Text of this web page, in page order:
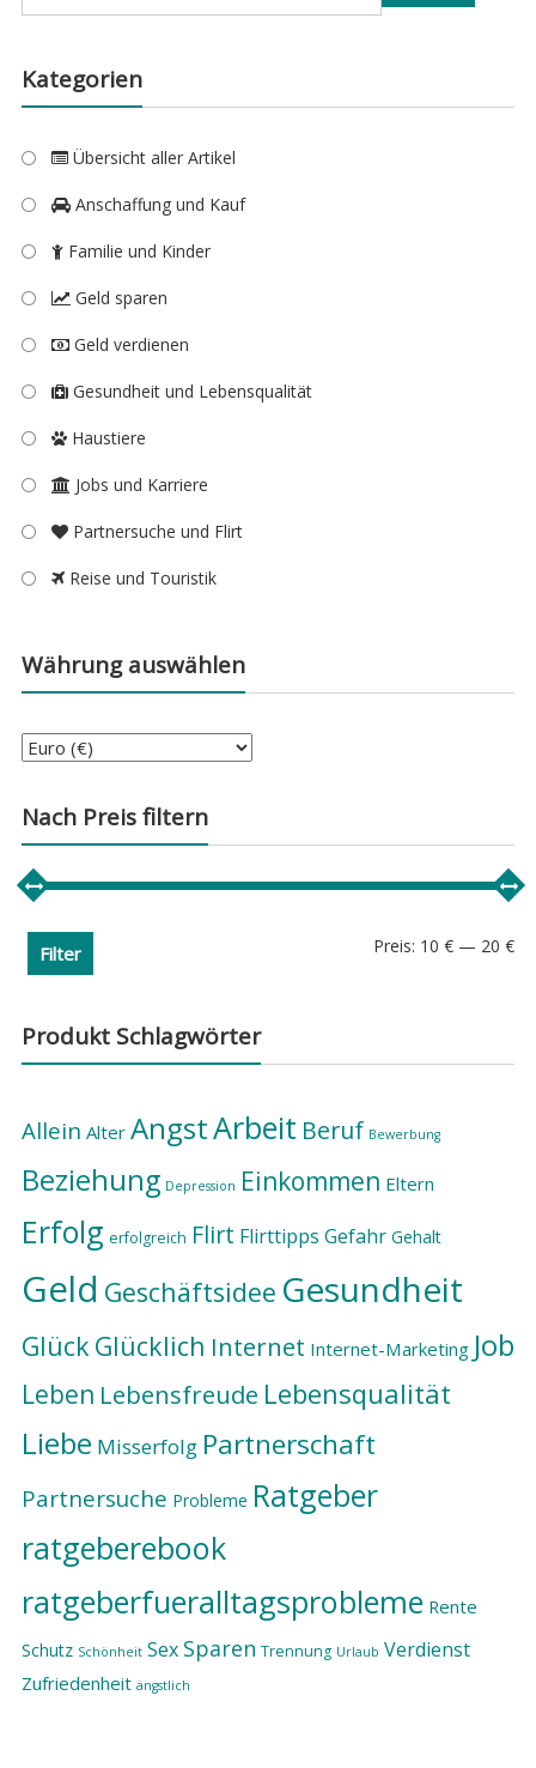
nach:
Kategorien
Übersicht aller Artikel
Anschaffung und Kauf
Familie und Kinder
Geld sparen
Geld verdienen
Gesundheit und Lebensqualität
Haustiere
Jobs und Karriere
Partnersuche und Flirt
Reise und Touristik
Währung auswählen
Nach Preis filtern
Filter Preis: 10 € — 20 €
Produkt Schlagwörter
Allein Alter AngstArbeit Beruf Bewerbung
Beziehung Depression Einkommen Eltern
Erfolg erfolgreich Flirt Flirttipps Gefahr Gehalt
Geld Geschäftsidee Gesundheit
Glück Glücklich Internet Internet-Marketing Job
Leben Lebensfreude Lebensqualität
Liebe Misserfolg Partnerschaft
Partnersuche Probleme Ratgeber
ratgeberebook
ratgeberfueralltagsprobleme Rente
Schutz Schönheit Sex Sparen Trennung Urlaub Verdienst
Zufriedenheit ängstlich